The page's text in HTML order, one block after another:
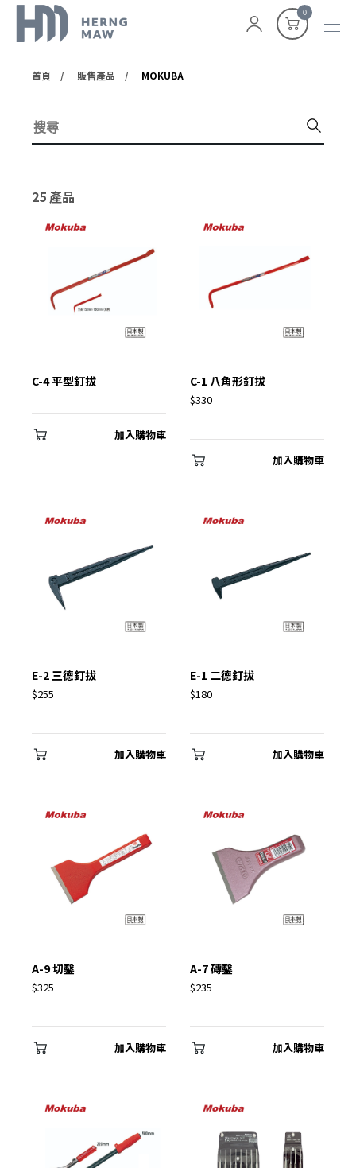
0
首頁 販售產品 MOKUBA
25 產品
C-4 平型釘拔
加入購物車
C-1 八角形釘拔
$330
加入購物車
E-2 三德釘拔
$255
加入購物車
E-1 二德釘拔
$180
加入購物車
A-9 切鑿
$325
加入購物車
A-7 磚鑿
$235
加入購物車